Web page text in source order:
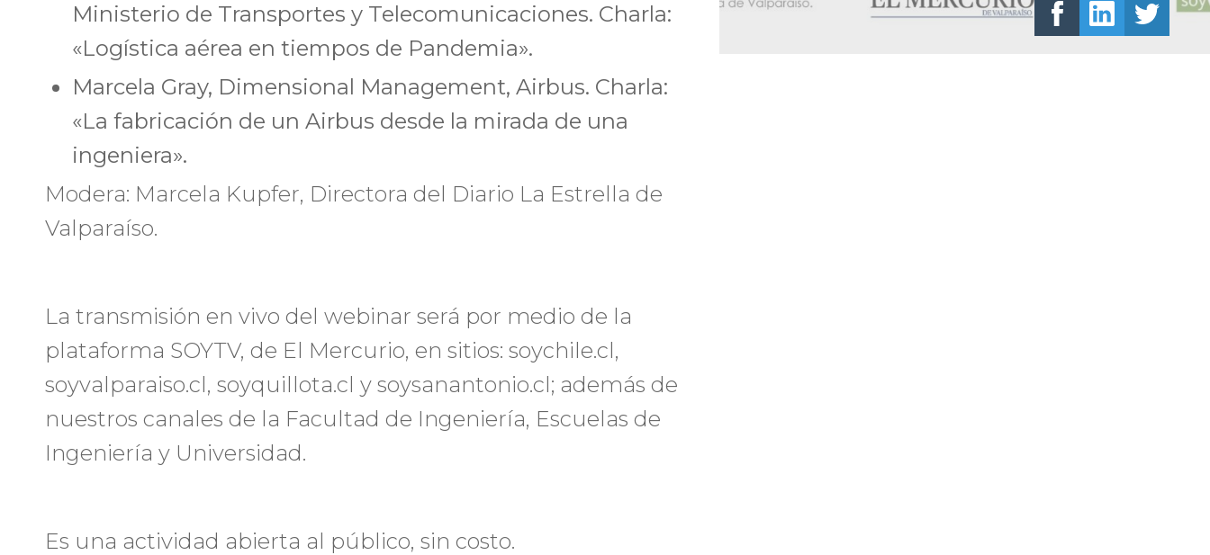
Ministerio de Transportes y Telecomunicaciones. Charla:
«Logística aérea en tiempos de Pandemia».
Marcela Gray, Dimensional Management, Airbus. Charla:
«La fabricación de un Airbus desde la mirada de una
ingeniera».
Modera: Marcela Kupfer, Directora del Diario La Estrella de
Valparaíso.
La transmisión en vivo del webinar será por medio de la
plataforma SOYTV, de El Mercurio, en sitios: soychile.cl,
soyvalparaiso.cl, soyquillota.cl y soysanantonio.cl; además de
nuestros canales de la Facultad de Ingeniería, Escuelas de
Ingeniería y Universidad.
Es una actividad abierta al público, sin costo.